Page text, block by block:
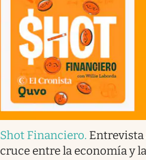
Shot Financiero. Entrevista
cruce entre la economía y